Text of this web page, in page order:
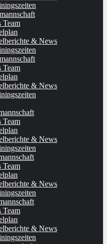
Team
& News
Team
& News
Team
& News
Team
& News
Team
& News